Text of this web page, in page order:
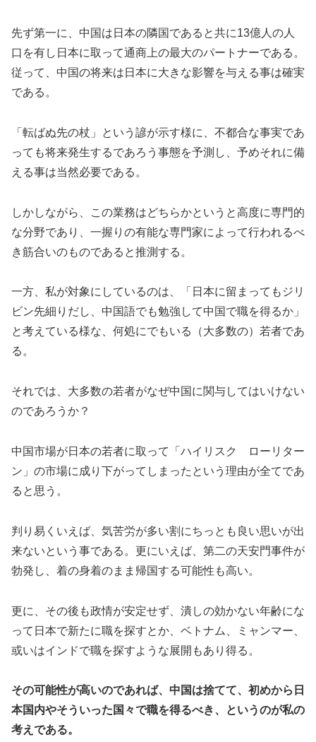
先ず第一に、中国は日本の隣国であると共に13億人の人
口を有し日本に取って通商上の最大のパートナーである。
従って、中国の将来は日本に大きな影響を与える事は確実
である。
「転ばぬ先の杖」という諺が示す様に、不都合な事実であ
っても将来発生するであろう事態を予測し、予めそれに備
える事は当然必要である。
しかしながら、この業務はどちらかというと高度に専門的
な分野であり、一握りの有能な専門家によって行われるべ
き筋合いのものであると推測する。
一方、私が対象にしているのは、「日本に留まってもジリ
ビン先細りだし、中国語でも勉強して中国で職を得るか」
と考えている様な、何処にでもいる（大多数の）若者であ
る。
それでは、大多数の若者がなぜ中国に関与してはいけない
のであろうか？
中国市場が日本の若者に取って「ハイリスク ローリター
ン」の市場に成り下がってしまったという理由が全てであ
ると思う。
判り易くいえば、気苦労が多い割にちっとも良い思いが出
来ないという事である。更にいえば、第二の天安門事件が
勃発し、着の身着のまま帰国する可能性も高い。
更に、その後も政情が安定せず、潰しの効かない年齢にな
って日本で新たに職を探すとか、ベトナム、ミャンマー、
或いはインドで職を探すような展開もあり得る。
その可能性が高いのであれば、中国は捨てて、初めから日
本国内やそういった国々で職を得るべき、というのが私の
考えである。